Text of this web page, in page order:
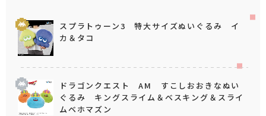
スプラトゥーン3 特大サイズぬいぐるみ イ
カ＆タコ
ドラゴンクエスト AM すこしおおきなぬい
ぐるみ キングスライム＆ベスキング＆スライ
ムベホマズン